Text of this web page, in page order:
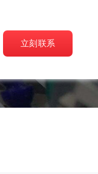
立刻联系